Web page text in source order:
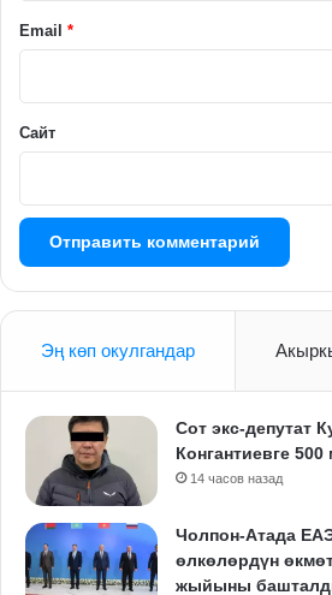
й
Email *
Сайт
Эң көп окулгандар
Сот экс-депутат
Конгантиевге
14 часов назад
Чолпон-Атада
өлкөлөрдүн
жыйыны